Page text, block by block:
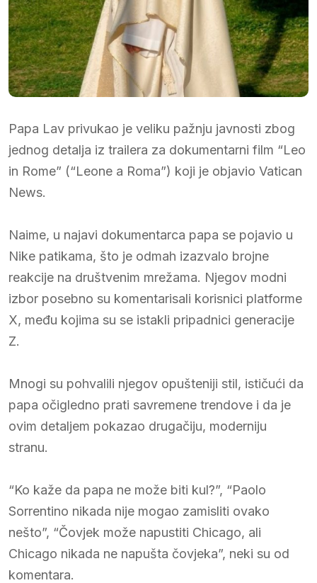
Papa Lav privukao je veliku pažnju javnosti zbog
jednog detalja iz trailera za dokumentarni film “Leo
in Rome” (“Leone a Roma”) koji je objavio Vatican
News.
Naime, u najavi dokumentarca papa se pojavio u
Nike patikama, što je odmah izazvalo brojne
reakcije na društvenim mrežama. Njegov modni
izbor posebno su komentarisali korisnici platforme
X, među kojima su se istakli pripadnici generacije
Z.
Mnogi su pohvalili njegov opušteniji stil, ističući da
papa očigledno prati savremene trendove i da je
ovim detaljem pokazao drugačiju, moderniju
stranu.
“Ko kaže da papa ne može biti kul?”, “Paolo
Sorrentino nikada nije mogao zamisliti ovako
nešto”, “Čovjek može napustiti Chicago, ali
Chicago nikada ne napušta čovjeka”, neki su od
komentara.